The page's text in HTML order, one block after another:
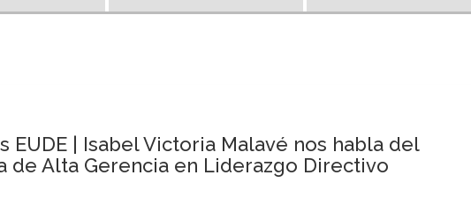
EUDE | Isabel Victoria Malavé nos habla del
de Alta Gerencia en Liderazgo Directivo